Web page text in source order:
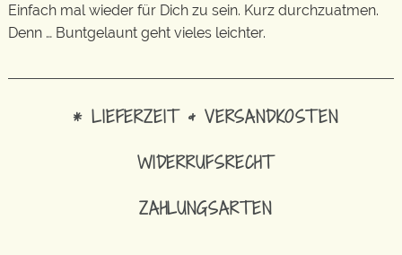
Einfach mal wieder für Dich zu sein. Kurz durchzuatmen.
Denn … Buntgelaunt geht vieles leichter.
* LIEFERZEIT & VERSANDKOSTEN
WIDERRUFSRECHT
ZAHLUNGSARTEN